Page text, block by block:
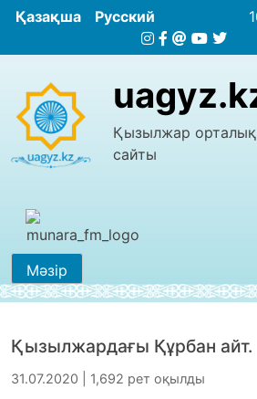
Қазақша Русский
Қызылжар орталық
сайты
Мәзір
Қызылжардағы Құрбан айт.
31.07.2020 | 1,692 рет оқылды